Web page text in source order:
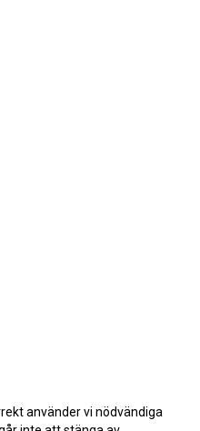
använder vi nödvändiga